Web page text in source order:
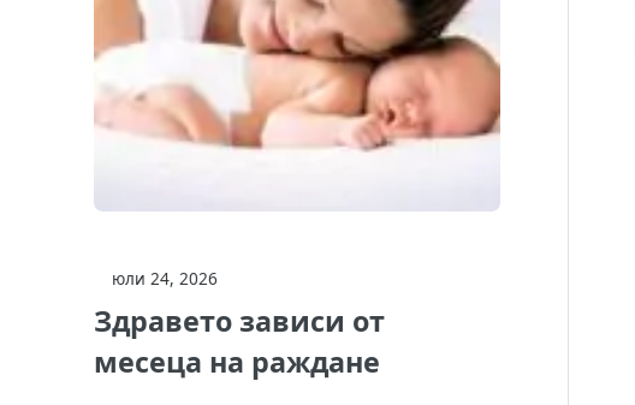
юли 24, 2026
Здравето зависи от
месеца на раждане